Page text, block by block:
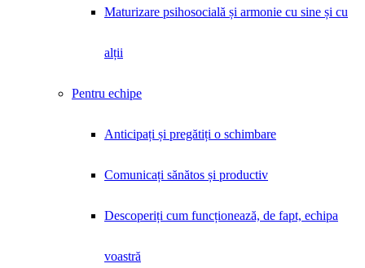
Maturizare psihosocială și armonie cu sine și cu
alții
Pentru echipe
Anticipați și pregătiți o schimbare
Comunicați sănătos și productiv
Descoperiți cum funcționează, de fapt, echipa
voastră